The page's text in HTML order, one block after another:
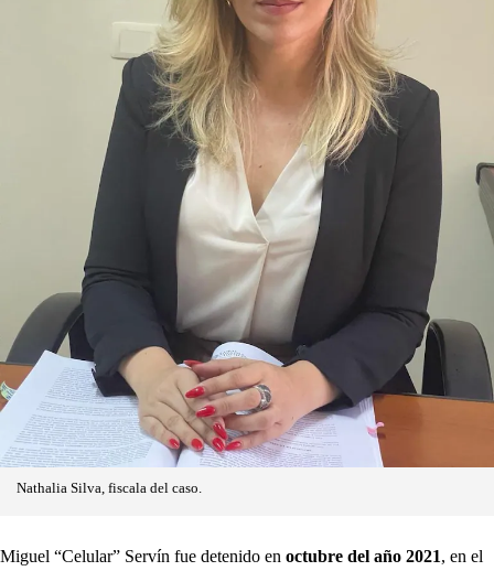
Nathalia Silva, fiscala del caso.
Miguel “Celular” Servín fue detenido en octubre del año 2021, en el